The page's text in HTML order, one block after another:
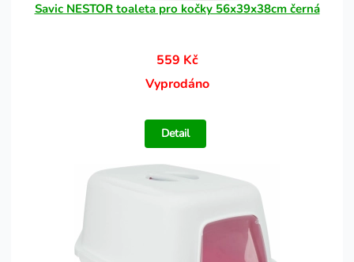
Savic NESTOR toaleta pro kočky 56x39x38cm černá
559 Kč
Vyprodáno
Detail